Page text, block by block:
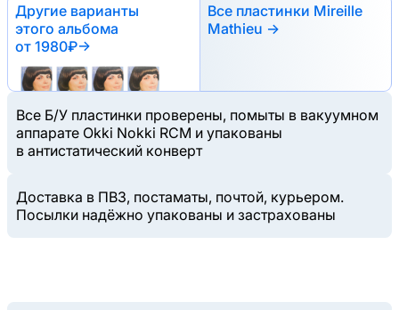
Другие варианты
этого альбома
от 1980₽→
Все пластинки Mireille
Mathieu →
Все Б/У пластинки проверены, помыты в вакуумном
аппарате Okki Nokki RCM и упакованы
в антистатический конверт
Доставка в ПВЗ, постаматы, почтой, курьером.
Посылки надёжно упакованы и застрахованы